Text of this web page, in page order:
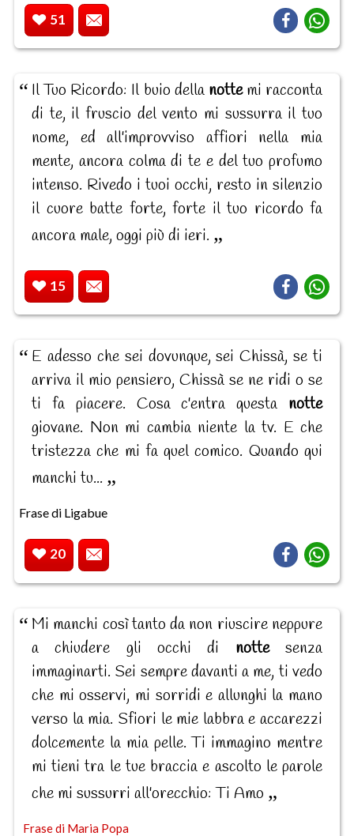
51
Il Tuo Ricordo: Il buio della nottemi racconta
di te, il fruscio del vento mi sussurra il tuo
nome, ed all'improvviso affiori nella mia
mente, ancora colma di te e del tuo profumo
intenso. Rivedo i tuoi occhi, resto in silenzio
il cuore batte forte, forte il tuo ricordo fa
ancora male, oggi più di ieri.
15
E adesso che sei dovunque, sei Chissà, se ti
arriva il mio pensiero, Chissà se ne ridi o se
ti fa piacere. Cosa c'entra questa notte
giovane. Non mi cambia niente la tv. E che
tristezza che mi fa quel comico. Quando qui
manchi tu...
Frase di Ligabue
20
Mi manchi così tanto da non riuscire neppure
a chiudere gli occhi di nottesenza
immaginarti. Sei sempre davanti a me, ti vedo
che mi osservi, mi sorridi e allunghi la mano
verso la mia. Sfiori le mie labbra e accarezzi
dolcemente la mia pelle. Ti immagino mentre
mi tieni tra le tue braccia e ascolto le parole
che mi sussurri all'orecchio: Ti Amo
Frase di Maria Popa